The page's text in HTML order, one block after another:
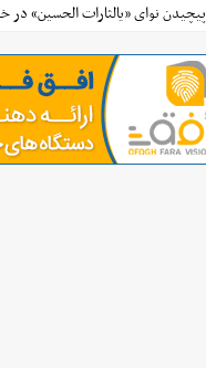
پیچیدن نوای «یالثارات الحسین» در